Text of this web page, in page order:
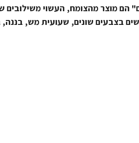
הם מוצר מהצומח, העשוי משילובים
בצבעים שונים, שעועית מש,